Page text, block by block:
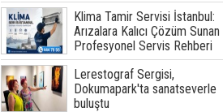
Klima Tamir Servisi İstanbul:
Arızalara Kalıcı Çözüm Sunan
Profesyonel Servis Rehberi
Lerestograf Sergisi,
Dokumapark'ta sanatseverle
buluştu